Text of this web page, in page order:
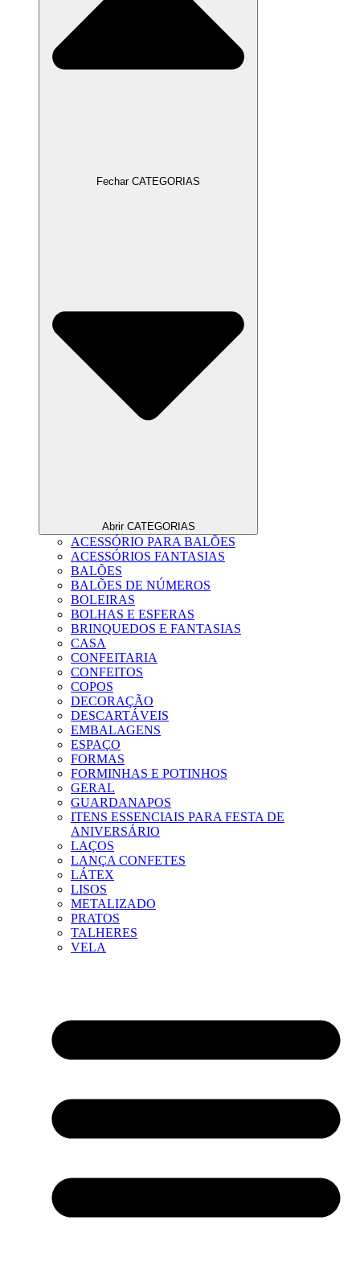
Fechar CATEGORIAS
Abrir CATEGORIAS
ACESSÓRIO PARA BALÕES
ACESSÓRIOS FANTASIAS
BALÕES
BALÕES DE NÚMEROS
BOLEIRAS
BOLHAS E ESFERAS
BRINQUEDOS E FANTASIAS
CASA
CONFEITARIA
CONFEITOS
COPOS
DECORAÇÃO
DESCARTÁVEIS
EMBALAGENS
ESPAÇO
FORMAS
FORMINHAS E POTINHOS
GERAL
GUARDANAPOS
ITENS ESSENCIAIS PARA FESTA DE
ANIVERSÁRIO
LAÇOS
LANÇA CONFETES
LÁTEX
LISOS
METALIZADO
PRATOS
TALHERES
VELA